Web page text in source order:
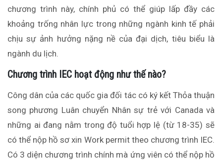
chương trình này, chính phủ có thể giúp lấp đầy các
khoảng trống nhân lực trong những ngành kinh tế phải
chịu sự ảnh hưởng nặng nề của đại dịch, tiêu biểu là
ngành du lịch.
Chương trình IEC hoạt động như thế nào?
Công dân của các quốc gia đối tác có ký kết Thỏa thuận
song phương Luân chuyển Nhân sự trẻ với Canada và
những ai đang nằm trong độ tuổi hợp lệ (từ 18-35) sẽ
có thể nộp hồ sơ xin Work permit theo chương trình IEC.
Có 3 diện chương trình chính mà ứng viên có thể nộp hồ